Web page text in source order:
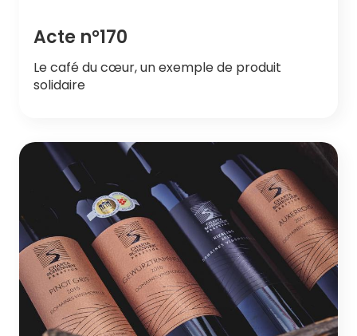
Acte n°170
Le café du cœur, un exemple de produit
solidaire